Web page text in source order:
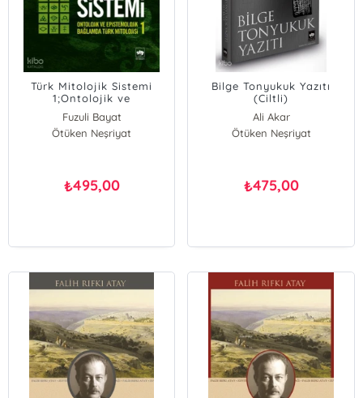
Türk Mitolojik Sistemi
1;Ontolojik ve
Epistemolojik Bağlamda
Türk Mitolojisi
Fuzuli Bayat
Ötüken Neşriyat
₺495,00
Bilge Tonyukuk Yazıtı
(Ciltli)
Ali Akar
Ötüken Neşriyat
₺475,00